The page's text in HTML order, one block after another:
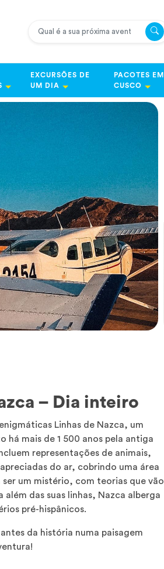
EXCURSÕES DE
UM DIA
PACOTES EM
CUSCO
– Dia inteiro
Linhas de Nazca, um
mais de 1 500 anos pela antiga
representações de animais,
do ar, cobrindo uma área
um mistério, com teorias que vão
das suas linhas, Nazca alberga
pré-hispânicos.
da história numa paisagem